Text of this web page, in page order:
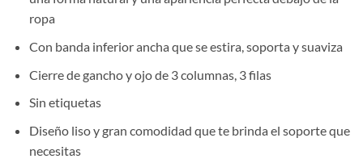
ropa
Con banda inferior ancha que se estira, soporta y suaviza
Cierre de gancho y ojo de 3 columnas, 3 filas
Sin etiquetas
Diseño liso y gran comodidad que te brinda el soporte que
necesitas